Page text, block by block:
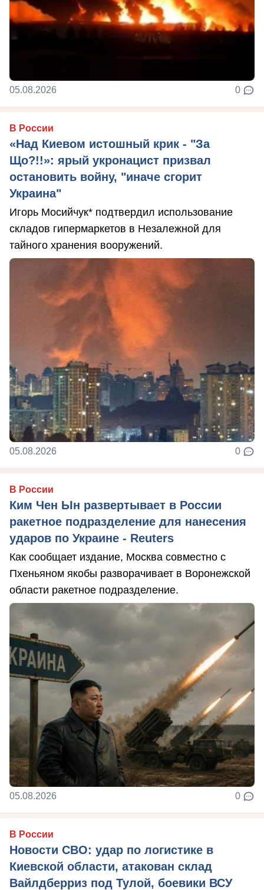
05.08.2026 0
В России
«Над Киевом истошный крик - "За
Що?!!»: ярый укронацист призвал
остановить войну, "иначе сгорит
Украина"
Игорь Мосийчук* подтвердил использование
складов гипермаркетов в Незалежной для
тайного хранения вооружений.
05.08.2026 0
В России
Ким Чен Ын развертывает в России
ракетное подразделение для нанесения
ударов по Украине - Reuters
Как сообщает издание, Москва совместно с
Пхеньяном якобы разворачивает в Воронежской
области ракетное подразделение.
05.08.2026 0
В России
Новости СВО: удар по логистике в
Киевской области, атакован склад
Вайлдберриз под Тулой, боевики ВСУ